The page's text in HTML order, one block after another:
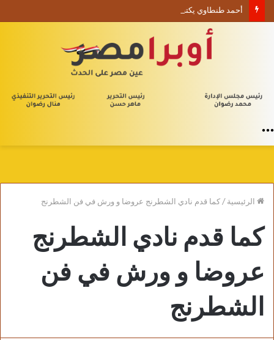
أحمد طنطاوي يكتب حين يصبح الوجود علامة استفهام
الرئيسية/كما قدم نادي الشطرنج عروضا و ورش في فن الشطرنج
كما قدم نادي الشطرنج
عروضا و ورش في فن
الشطرنج